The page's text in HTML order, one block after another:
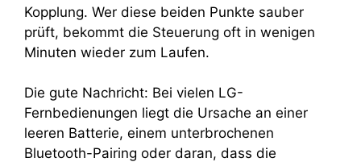
Kopplung. Wer diese beiden Punkte sauber
prüft, bekommt die Steuerung oft in wenigen
Minuten wieder zum Laufen.
Die gute Nachricht: Bei vielen LG-
Fernbedienungen liegt die Ursache an einer
leeren Batterie, einem unterbrochenen
Bluetooth-Pairing oder daran, dass die